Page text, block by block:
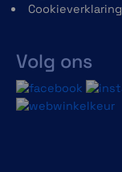
Cookieverklaring
Volg ons